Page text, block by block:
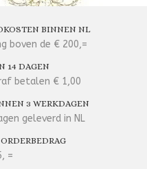
BINNEN NL
boven de € 200,=
14 DAGEN
betalen € 1,00
3 WERKDAGEN
geleverd in NL
=